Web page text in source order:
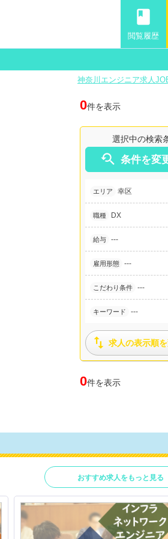
book
閲覧履歴
神奈川エンジニア求人
0件を表示
選択中の検索
 条件を変
エリア 幸区
職種 DX
給与 ---
雇用形態 ---
こだわり条件 ---
キーワード ---
 求人の表示順
0件を表示
おすすめ求人をもっと見る